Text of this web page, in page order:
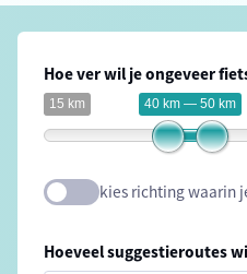
Hoe ver wil je ongeveer
15 km 40 km — 50 km
kies richting waarin
Hoeveel suggestieroutes